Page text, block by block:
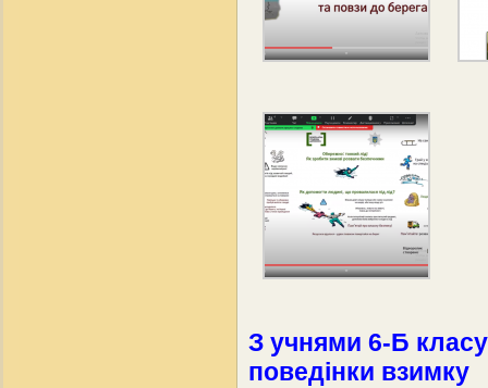
З учнями 6-Б
поведінки взимку